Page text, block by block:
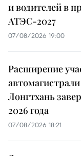
и водителей в
АТЭС-2027
07/08/2026 19:00
Расширение
Лонгтхань
2026 года
07/08/2026 18:21